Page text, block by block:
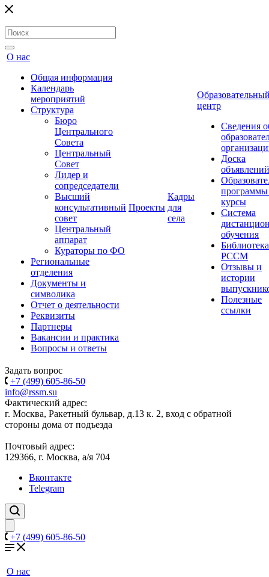
О нас
Общая информация
Календарь
мероприятий
Структура
Бюро
Центрального
Совета
Центральный
Совет
Лидер и
сопредседатели
Высший
консультативный
совет
Центральный
аппарат
Кураторы по ФО
Региональные
отделения
Документы и
символика
Отчет о деятельности
Реквизиты
Партнеры
Вакансии и практика
Вопросы и ответы
Проекты
Кадры
для
села
центр
Сведения
Доска
объявлений
курсы
Система
обучения
Библиотека
РССМ
Отзывы и
истории
Полезные
ссылки
Задать вопрос
+7 (499) 605-86-50
info@rssm.su
Фактический адрес:
г. Москва, Ракетный бульвар, д.13 к. 2, вход с обратной
стороны дома от подъезда
Почтовый адрес:
129366, г. Москва, а/я 704
Вконтакте
Telegram
+7 (499) 605-86-50
О нас